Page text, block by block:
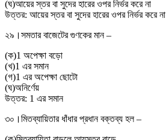
(ঘ)আয়ের স্তর বা সুদের হারের ওপর নির্ভর করে না
উত্তর: আয়ের স্তর বা সুদের হারের ওপর নির্ভর করে না
২৯। সমতার বাজেটের গুণকের মান –
(ক)1 অপেক্ষা বড়ো
(খ)1 এর সমান
(গ)1 এর অপেক্ষা ছোটো
(ঘ)অনির্ণেয়
উত্তর: 1 এর সমান
৩০। মিতব্যায়িতার ধাঁধার প্রধান বক্তব্য হল –